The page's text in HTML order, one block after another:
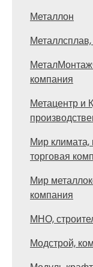
Металлон
компания
Метацентр и
Мир климата,
торговая
Мир
компания
МНО,
Модстрой,